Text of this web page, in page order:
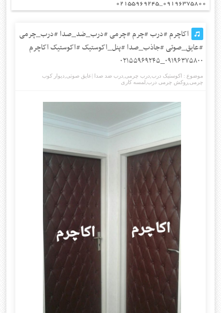
۰۹۱۹۶۳۷۵۸۰۰_۰۲۱۵۵۹۶۹۲۴۵
اکاچرم #درب #چرم #چرمی #درب_ضد_صدا #درب_چرمی
#عایق_صوتی #جاذب_صدا #پنل_اکوستیک #اکوستیک اکاچرم
۰۹۱۹۶۳۷۵۸۰۰_۰۲۱۵۵۹۶۹۲۴۵
موضوع : اکوستیک درب درب چرمی درب ضد صدا |عایق صوتی دیوار کوب
چرمی ,روکش چرمی درب لمسه کاری